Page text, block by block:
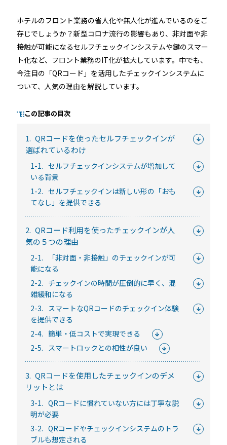
ホテルのフロント業務の省人化や無人化が進んでいるのをご
存じでしょうか？新型コロナ流行の影響もあり、非対面や非
接触が可能になるセルフチェックインシステムや鍵のスマー
ト化など、フロント業務のIT化が拡大しています。中でも、
今注目の「QRコード」を活用したチェックインシステムに
ついて、人気の理由を解説しています。
この記事の目次
1. QRコードを使ったセルフチェックインが
選ばれているわけ
1-1. セルフチェックインシステムが増加して
いる背景
1-2. セルフチェックインは新しい形の「おも
てなし」を提供できる
2. QRコード利用を使ったチェックインが人
気の５つの理由
2-1.
「非対面・非接触」のチェックインが可
能になる
2-2. チェックインの時間が圧倒的に早く、混
雑緩和になる
2-3. スマートなQRコードのチェックイン体験
を提供できる
2-4. 簡単・低コストで実現できる
2-5. スマートロックとの相性が良い
3. QRコードを使用したチェックインのデメ
リットとは
3-1. QRコードに慣れていない方には丁寧な説
明が必要
3-2. QRコードやチェックインシステムのトラ
ブルも想定される
ご質問
寄せられた
介します
機能
RemoteLOCKって何が
できるの？をご紹介します
詳しくみる
利
業種別の活用
お客様の声
セミナー
RemoteLOCKの活用術や業界別の最新事例をご紹介など、不
定期で開催しています。
5分でわかる！RemoteLOCKの特徴と機能について
常時公開中
3分でわかる！RemoteLOCK機種の選び方動画
はじめての方におすすめの記事
スマートロックと結露・錆（サビ）の問題
を徹底解説！防水・防錆について知ってお
【まとめ】スマートロック解説 今年度こ
続きを読む
スマートロックとは？カギのIoT化、仕組み
とメリットを解説！